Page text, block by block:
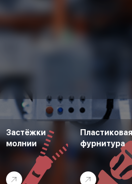
Застёжки
молнии
Пластиковая
фурнитура